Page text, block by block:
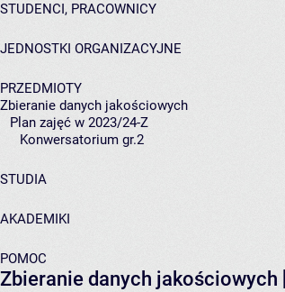
STUDENCI, PRACOWNICY
JEDNOSTKI ORGANIZACYJNE
PRZEDMIOTY
Zbieranie danych jakościowych
Plan zajęć w 2023/24-Z
Konwersatorium gr.2
STUDIA
AKADEMIKI
POMOC
Zbieranie danych jakościowych